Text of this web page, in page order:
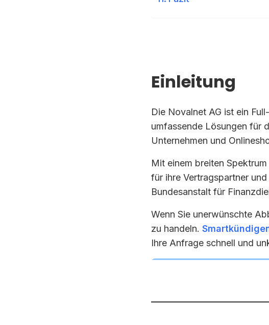
Einleitung
Die Novalnet AG ist ein
umfassende Lösungen für
Unternehmen und
Mit einem breiten
für ihre Vertragspartner
Bundesanstalt für
Wenn Sie unerwünschte
zu handeln.
Ihre Anfrage schnell und